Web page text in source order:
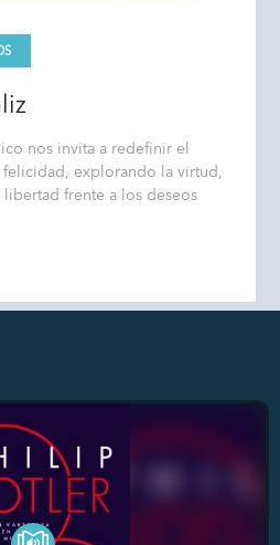
nos invita a redefinir el
explorando la virtud,
frente a los deseos